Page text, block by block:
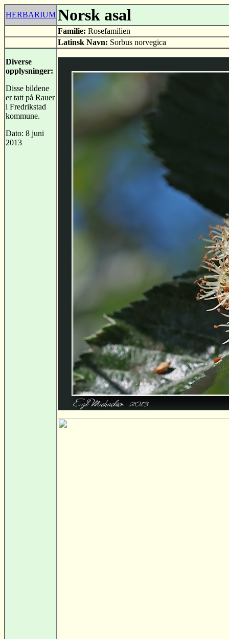
HERBARIUM Norsk asal
Familie: Rosefamilien
Latinsk Navn: Sorbus norvegica
Diverse
opplysninger:
Disse bildene
er tatt på Rauer
i Fredrikstad
kommune.
Dato: 8 juni
2013